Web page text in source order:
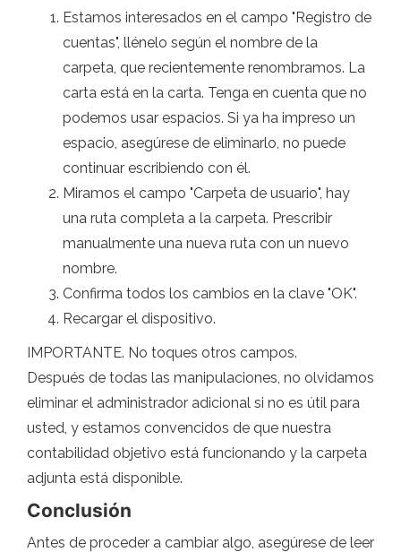
Estamos interesados ​​en el campo "Registro de
cuentas", llénelo según el nombre de la
carpeta, que recientemente renombramos. La
carta está en la carta. Tenga en cuenta que no
podemos usar espacios. Si ya ha impreso un
espacio, asegúrese de eliminarlo, no puede
continuar escribiendo con él.
Miramos el campo "Carpeta de usuario", hay
una ruta completa a la carpeta. Prescribir
manualmente una nueva ruta con un nuevo
nombre.
Confirma todos los cambios en la clave "OK".
Recargar el dispositivo.
IMPORTANTE. No toques otros campos.
Después de todas las manipulaciones, no olvidamos
eliminar el administrador adicional si no es útil para
usted, y estamos convencidos de que nuestra
contabilidad objetivo está funcionando y la carpeta
adjunta está disponible.
Conclusión
Antes de proceder a cambiar algo, asegúrese de leer